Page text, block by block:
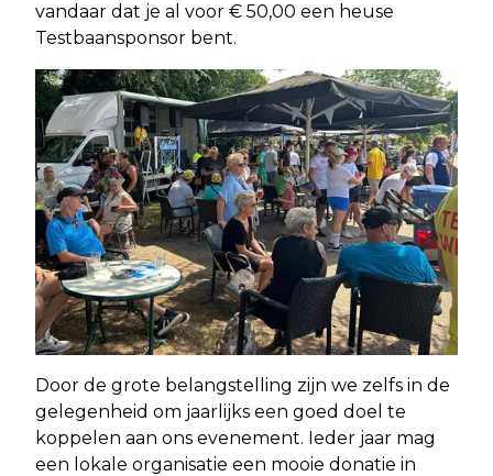
vandaar dat je al voor € 50,00 een heuse
Testbaansponsor bent.
Door de grote belangstelling zijn we zelfs in de
gelegenheid om jaarlijks een goed doel te
koppelen aan ons evenement. Ieder jaar mag
een lokale organisatie een mooie donatie in